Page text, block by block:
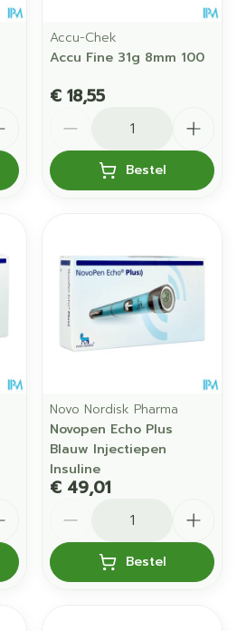
Accu-Chek
Accu Fine 31g 8mm 100
€ 18,55
Bestel
Novo Nordisk Pharma
Novopen Echo Plus
Blauw Injectiepen
Insuline
€ 49,01
Bestel